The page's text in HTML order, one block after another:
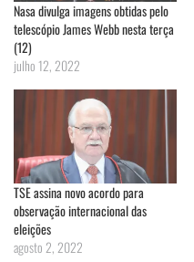
Nasa divulga imagens obtidas pelo
telescópio James Webb nesta terça
(12)
julho 12, 2022
TSE assina novo acordo para
observação internacional das
eleições
agosto 2, 2022